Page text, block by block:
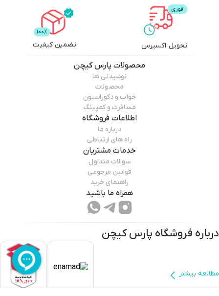
تحویل اکسپرس تضمین کیفیت
محصولات پارس کیچن
نوشیدنی ها
محصولات
خواب و دکوراسیون
مسافرت و کمپینگ
اطلاعات فروشگاه
درباره ما
راه های ارتباطی
خدمات مشتریان
سوالات متداول
قوانین مرجوعی
راهنمای خرید
همراه ما باشید
درباره فروشگاه پارس کیچن
مطالعه بیشتر